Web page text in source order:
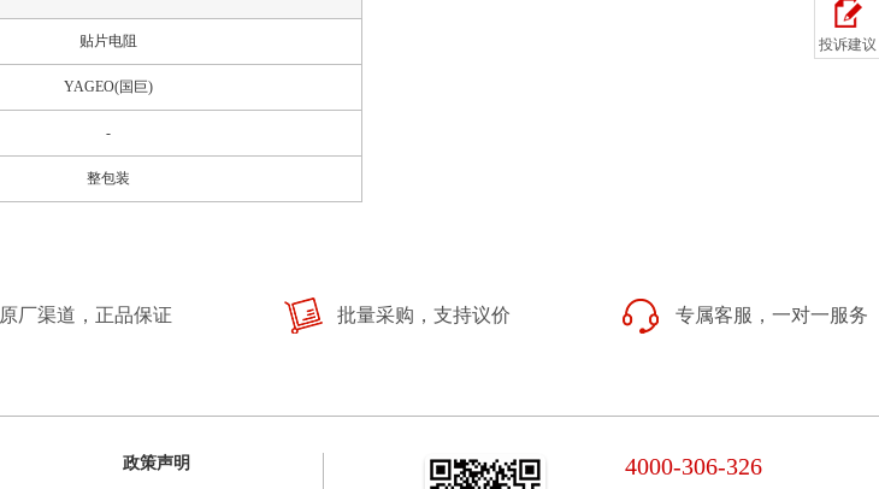
贴片电阻
YAGEO(国巨)
-
整包装
原厂渠道，正品保证 批量采购，支持议价 专属客服，一对一服务
政策声明 4000-306-326
投诉建议